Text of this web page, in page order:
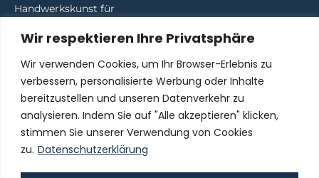
Wir respektieren Ihre Privatsphäre
Wir verwenden Cookies, um Ihr Browser-Erlebnis zu
verbessern, personalisierte Werbung oder Inhalte
bereitzustellen und unseren Datenverkehr zu
analysieren. Indem Sie auf "Alle akzeptieren" klicken,
stimmen Sie unserer Verwendung von Cookies
zu. Datenschutzerklärung
Handwerkskunst für
Kontakt
KORCAJ Fliesen
Ammerndorfer Str. 20,
90513 Zirndorf
01792421115
Informationen
Impressum
Datenschutz
WebMail